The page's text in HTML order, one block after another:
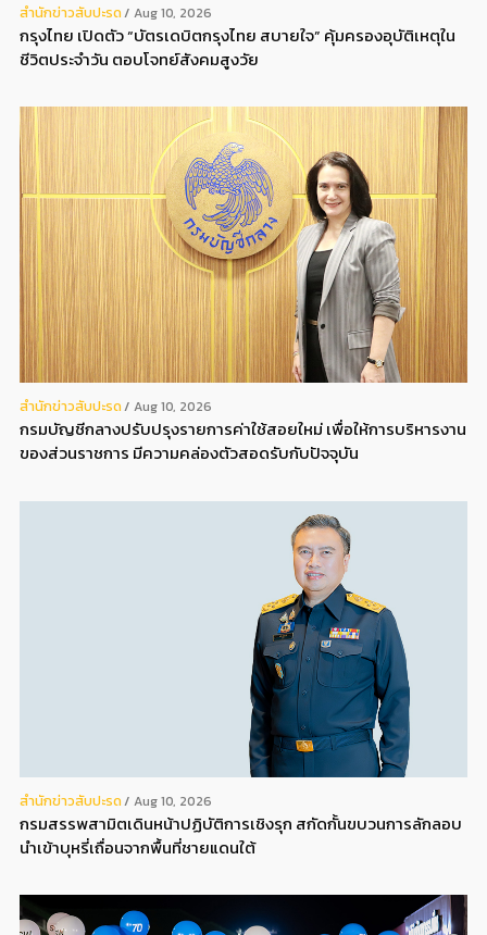
สํานักข่าวสับปะรด Aug 10, 2026
กรุงไทย เปิดตัว “บัตรเดบิตกรุงไทย สบายใจ” คุ้มครองอุบัติเหตุใน
ชีวิตประจำวัน ตอบโจทย์สังคมสูงวัย
สํานักข่าวสับปะรด Aug 10, 2026
กรมบัญชีกลางปรับปรุงรายการค่าใช้สอยใหม่ เพื่อให้การบริหารงาน
ของส่วนราชการ มีความคล่องตัวสอดรับกับปัจจุบัน
สํานักข่าวสับปะรด Aug 10, 2026
กรมสรรพสามิตเดินหน้าปฏิบัติการเชิงรุก สกัดกั้นขบวนการลักลอบ
นำเข้าบุหรี่เถื่อนจากพื้นที่ชายแดนใต้